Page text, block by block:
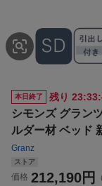
本日終了
残り
シモンズ グラン
ルダー材 ベッド
Granz
ストア
価格 212,190円